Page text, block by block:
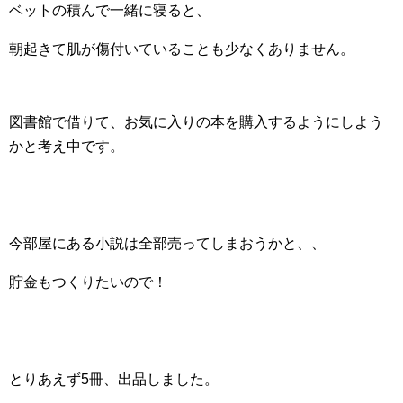
ベットの積んで一緒に寝ると、
朝起きて肌が傷付いていることも少なくありません。
図書館で借りて、お気に入りの本を購入するようにしよう
かと考え中です。
今部屋にある小説は全部売ってしまおうかと、、
貯金もつくりたいので！
とりあえず5冊、出品しました。